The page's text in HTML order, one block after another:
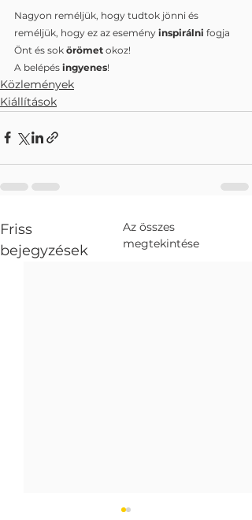
Nagyon reméljük, hogy tudtok jönni és
reméljük, hogy ez az esemény inspirálni fogja
Önt és sok örömet okoz!
A belépés ingyenes!
Közlemények
Kiállítások
Friss
bejegyzések
Az összes
megtekintése